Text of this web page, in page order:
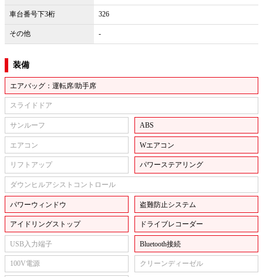
車台番号下3桁 326
その他 -
装備
エアバッグ：運転席/助手席
スライドドア
サンルーフ ABS
エアコン Wエアコン
リフトアップ パワーステアリング
ダウンヒルアシストコントロール
パワーウィンドウ 盗難防止システム
アイドリングストップ ドライブレコーダー
USB入力端子 Bluetooth接続
100V電源 クリーンディーゼル